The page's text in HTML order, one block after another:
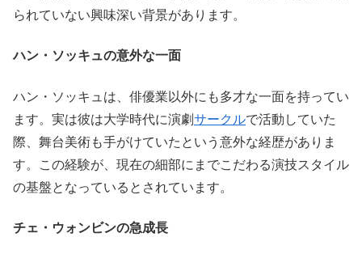
られていない興味深い背景があります。
ハン・ソッキュの意外な一面
ハン・ソッキュは、俳優業以外にも多才な一面を持ってい
ます。実は彼は大学時代に演劇サークルで活動していた
際、舞台美術も手がけていたという意外な経歴がありま
す。この経験が、現在の細部にまでこだわる演技スタイル
の基盤となっているとされています。
チェ・ウォンビンの急成長